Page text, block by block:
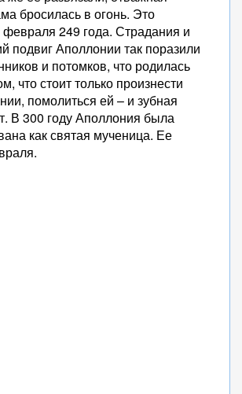
бросилась в огонь. Это
февраля 249 года. Страдания и
подвиг Аполлонии так поразили
и потомков, что родилась
что стоит только произнести
помолиться ей – и зубная
В 300 году Аполлония была
как святая мученица. Ее